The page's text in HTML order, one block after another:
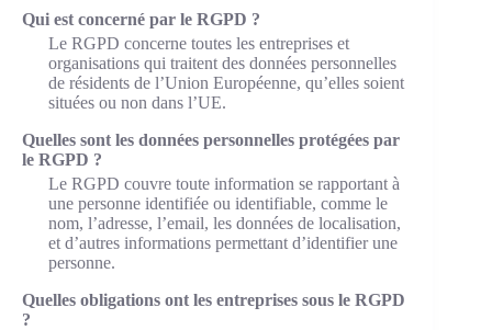
Qui est concerné par le RGPD ?
Le RGPD concerne toutes les entreprises et
organisations qui traitent des données personnelles
de résidents de l’Union Européenne, qu’elles soient
situées ou non dans l’UE.
Quelles sont les données personnelles protégées par
le RGPD ?
Le RGPD couvre toute information se rapportant à
une personne identifiée ou identifiable, comme le
nom, l’adresse, l’email, les données de localisation,
et d’autres informations permettant d’identifier une
personne.
Quelles obligations ont les entreprises sous le RGPD
?